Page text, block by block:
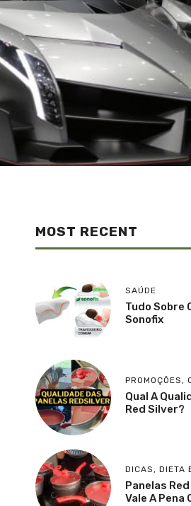
MOST RECENT
SAÚDE
Tudo Sobre
Sonofix
PROMOÇÕES ,
Qual A
Red Silver?
DICAS, DIETA
Panelas
Vale A Pena